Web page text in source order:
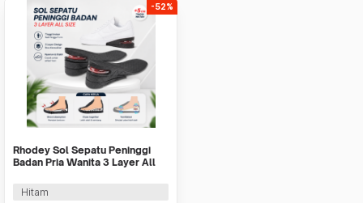
-52%
Rhodey Sol Sepatu Peninggi
Badan Pria Wanita 3 Layer All
Hitam